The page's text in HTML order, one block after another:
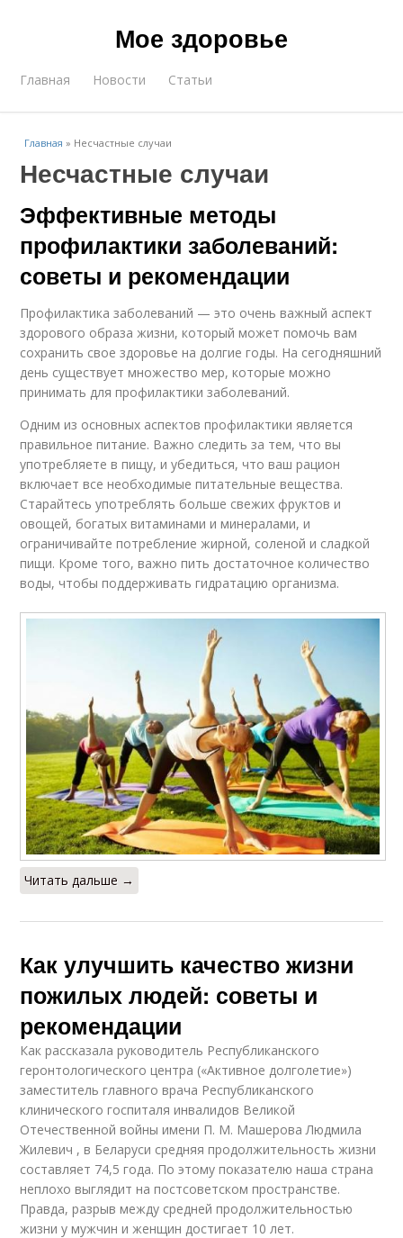
Мое здоровье
Главная Новости Статьи
Главная » Несчастные случаи
Несчастные случаи
Эффективные методы
профилактики заболеваний:
советы и рекомендации
Профилактика заболеваний — это очень важный аспект
здорового образа жизни, который может помочь вам
сохранить свое здоровье на долгие годы. На сегодняшний
день существует множество мер, которые можно
принимать для профилактики заболеваний.
Одним из основных аспектов профилактики является
правильное питание. Важно следить за тем, что вы
употребляете в пищу, и убедиться, что ваш рацион
включает все необходимые питательные вещества.
Старайтесь употреблять больше свежих фруктов и
овощей, богатых витаминами и минералами, и
ограничивайте потребление жирной, соленой и сладкой
пищи. Кроме того, важно пить достаточное количество
воды, чтобы поддерживать гидратацию организма.
Читать дальше →
Как улучшить качество жизни
пожилых людей: советы и
рекомендации
Как рассказала руководитель Республиканского
геронтологического центра («Активное долголетие»)
заместитель главного врача Республиканского
клинического госпиталя инвалидов Великой
Отечественной войны имени П. М. Машерова Людмила
Жилевич , в Беларуси средняя продолжительность жизни
составляет 74,5 года. По этому показателю наша страна
неплохо выглядит на постсоветском пространстве.
Правда, разрыв между средней продолжительностью
жизни у мужчин и женщин достигает 10 лет.